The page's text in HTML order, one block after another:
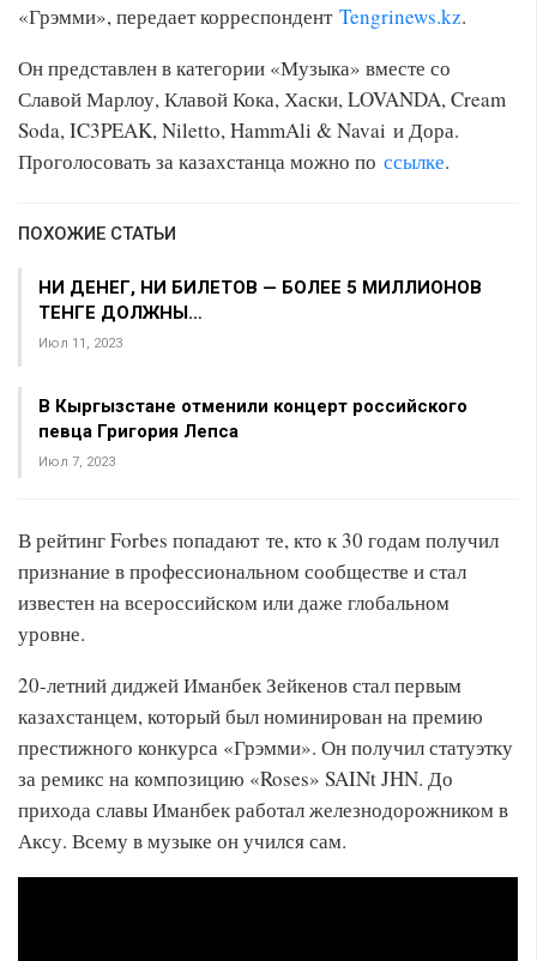
«Грэмми», передает корреспондент Tengrinews.kz.
Он представлен в категории «Музыка» вместе со
Славой Марлоу, Клавой Кока, Хаски, LOVANDA, Cream
Soda, IC3PEAK, Niletto, HammAli & Navai и Дора.
Проголосовать за казахстанца можно по ссылке.
ПОХОЖИЕ СТАТЬИ
НИ ДЕНЕГ, НИ БИЛЕТОВ — БОЛЕЕ 5 МИЛЛИОНОВ
ТЕНГЕ ДОЛЖНЫ…
Июл 11, 2023
В Кыргызстане отменили концерт российского
певца Григория Лепса
Июл 7, 2023
В рейтинг Forbes попадают те, кто к 30 годам получил
признание в профессиональном сообществе и стал
известен на всероссийском или даже глобальном
уровне.
20-летний диджей Иманбек Зейкенов стал первым
казахстанцем, который был номинирован на премию
престижного конкурса «Грэмми». Он получил статуэтку
за ремикс на композицию «Roses» SAINt JHN. До
прихода славы Иманбек работал железнодорожником в
Аксу. Всему в музыке он учился сам.